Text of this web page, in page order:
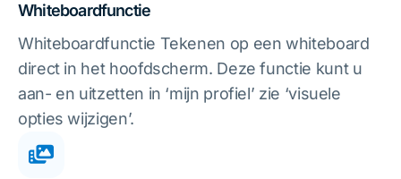
Whiteboardfunctie
Whiteboardfunctie Tekenen op een whiteboard
direct in het hoofdscherm. Deze functie kunt u
aan- en uitzetten in ‘mijn profiel’ zie ‘visuele
opties wijzigen’.